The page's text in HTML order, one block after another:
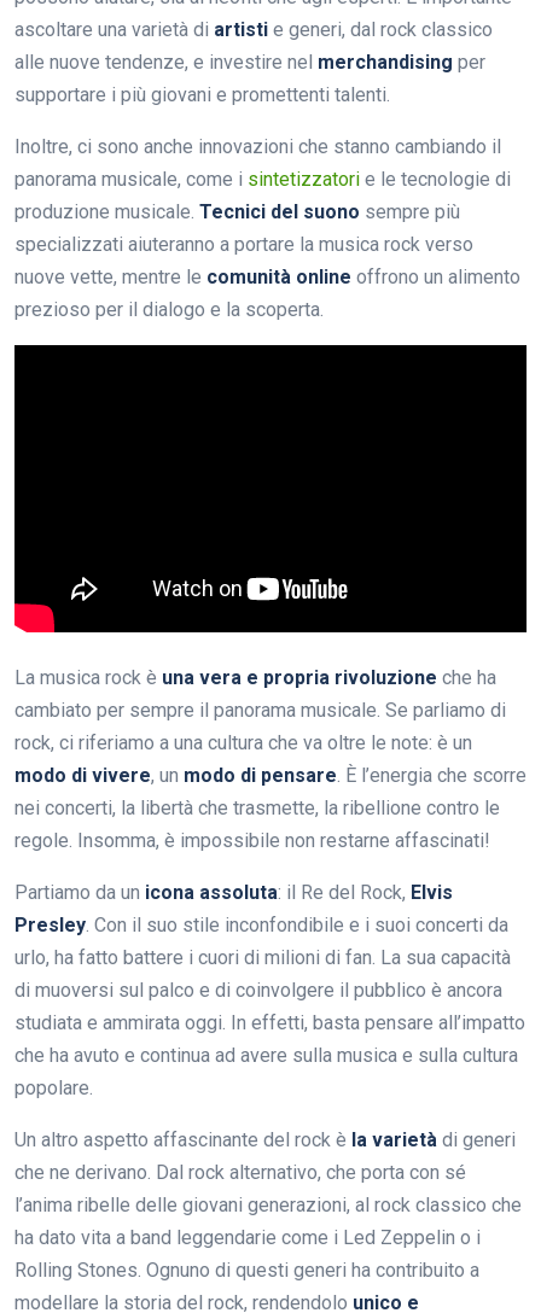
ascoltare una varietà di artisti e generi, dal rock classico
alle nuove tendenze, e investire nel merchandising per
supportare i più giovani e promettenti talenti.
Inoltre, ci sono anche innovazioni che stanno cambiando il
panorama musicale, come i sintetizzatori e le tecnologie di
produzione musicale. Tecnici del suono sempre più
specializzati aiuteranno a portare la musica rock verso
nuove vette, mentre le comunità online offrono un alimento
prezioso per il dialogo e la scoperta.
La musica rock è una vera e propria rivoluzione che ha
cambiato per sempre il panorama musicale. Se parliamo di
rock, ci riferiamo a una cultura che va oltre le note: è un
modo di vivere, un modo di pensare. È l’energia che scorre
nei concerti, la libertà che trasmette, la ribellione contro le
regole. Insomma, è impossibile non restarne affascinati!
Partiamo da un icona assoluta: il Re del Rock, Elvis
Presley. Con il suo stile inconfondibile e i suoi concerti da
urlo, ha fatto battere i cuori di milioni di fan. La sua capacità
di muoversi sul palco e di coinvolgere il pubblico è ancora
studiata e ammirata oggi. In effetti, basta pensare all’impatto
che ha avuto e continua ad avere sulla musica e sulla cultura
popolare.
Un altro aspetto affascinante del rock è la varietà di generi
che ne derivano. Dal rock alternativo, che porta con sé
l’anima ribelle delle giovani generazioni, al rock classico che
ha dato vita a band leggendarie come i Led Zeppelin o i
Rolling Stones. Ognuno di questi generi ha contribuito a
modellare la storia del rock, rendendolo unico e